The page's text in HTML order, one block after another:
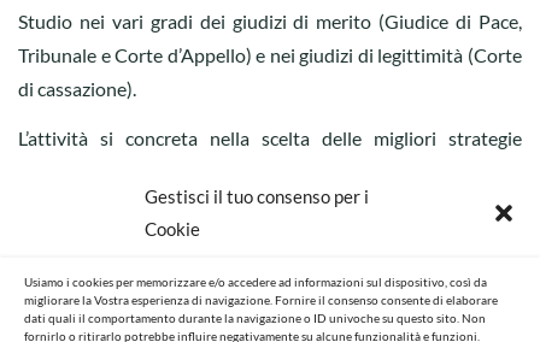
Gestisci il tuo consenso per i
Cookie
Usiamo i cookies per memorizzare e/o accedere ad informazioni sul dispositivo, così da
migliorare la Vostra esperienza di navigazione. Fornire il consenso consente di elaborare
dati quali il comportamento durante la navigazione o ID univoche su questo sito. Non
fornirlo o ritirarlo potrebbe influire negativamente su alcune funzionalità e funzioni.
Studio nei vari gradi dei giudizi di merito (Giudice di Pace,
Tribunale e Corte d’Appello) e nei giudizi di legittimità (Corte
di cassazione).
L’attività si concreta nella scelta delle migliori strategie
difensive, nell’individuazione e raccolta dei documenti,
nell’assistenza in giudizio, nella redazione degli atti difensivi
(istanze, memorie, ricorsi, appelli, etc.).